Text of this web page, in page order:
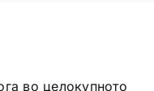
во целокупното